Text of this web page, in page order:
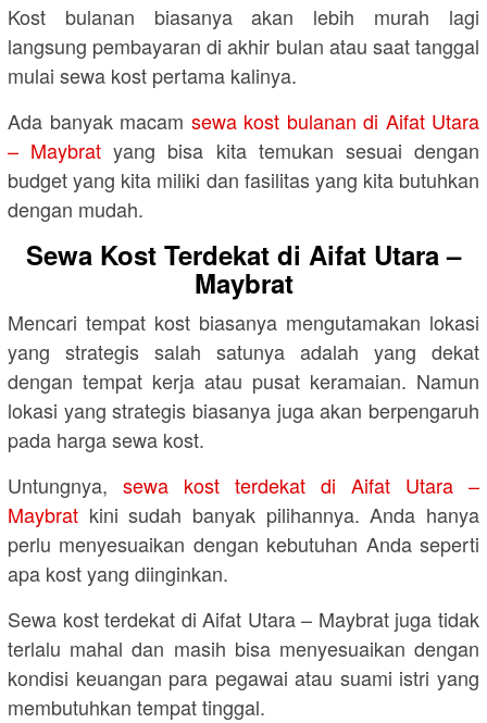
Kost bulanan biasanya akan lebih murah lagi
langsung pembayaran di akhir bulan atau saat tanggal
mulai sewa kost pertama kalinya.
Ada banyak macam sewa kost bulanan di Aifat Utara
– Maybrat yang bisa kita temukan sesuai dengan
budget yang kita miliki dan fasilitas yang kita butuhkan
dengan mudah.
Sewa Kost Terdekat di Aifat Utara –
Maybrat
Mencari tempat kost biasanya mengutamakan lokasi
yang strategis salah satunya adalah yang dekat
dengan tempat kerja atau pusat keramaian. Namun
lokasi yang strategis biasanya juga akan berpengaruh
pada harga sewa kost.
Untungnya, sewa kost terdekat di Aifat Utara –
Maybrat kini sudah banyak pilihannya. Anda hanya
perlu menyesuaikan dengan kebutuhan Anda seperti
apa kost yang diinginkan.
Sewa kost terdekat di Aifat Utara – Maybrat juga tidak
terlalu mahal dan masih bisa menyesuaikan dengan
kondisi keuangan para pegawai atau suami istri yang
membutuhkan tempat tinggal.